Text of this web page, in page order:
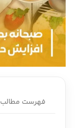
فهرست مطالب